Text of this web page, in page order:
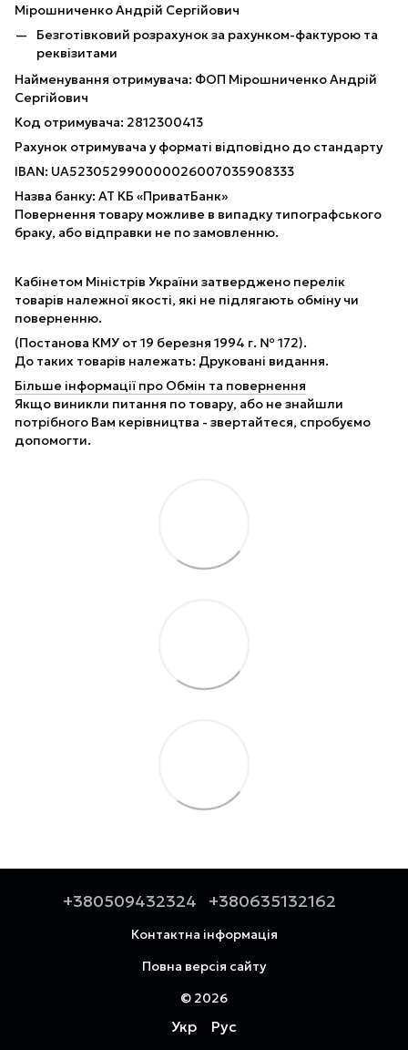
Мірошниченко Андрій Сергійович
Безготівковий розрахунок за рахунком-фактурою та
реквізитами
Найменування отримувача: ФОП Мірошниченко Андрій
Сергійович
Код отримувача: 2812300413
Рахунок отримувача у форматі відповідно до стандарту
IBAN: UA523052990000026007035908333
Назва банку: АТ КБ «ПриватБанк»
Повернення товару можливе в випадку типографського
браку, або відправки не по замовленню.
Кабінетом Міністрів України затверджено перелік
товарів належної якості, які не підлягають обміну чи
поверненню.
(Постанова КМУ от 19 березня 1994 г. № 172).
До таких товарів належать: Друковані видання.
Більше інформації про Обмін та повернення
Якщо виникли питання по товару, або не знайшли
потрібного Вам керівництва - звертайтеся, спробуємо
допомогти.
+380509432324 +380635132162
Контактна інформація
Повна версія сайту
© 2026
Укр Рус